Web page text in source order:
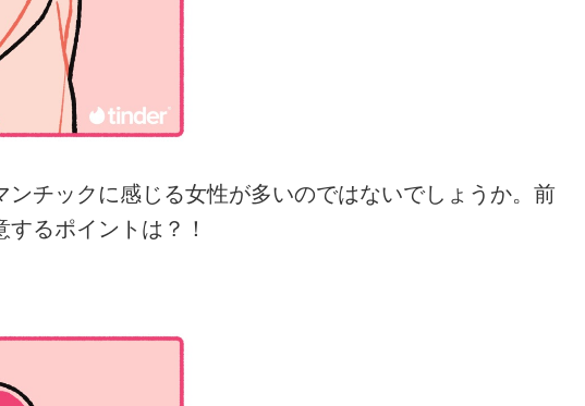
チックに感じる女性が多いのではないでしょうか。前
るポイントは？！